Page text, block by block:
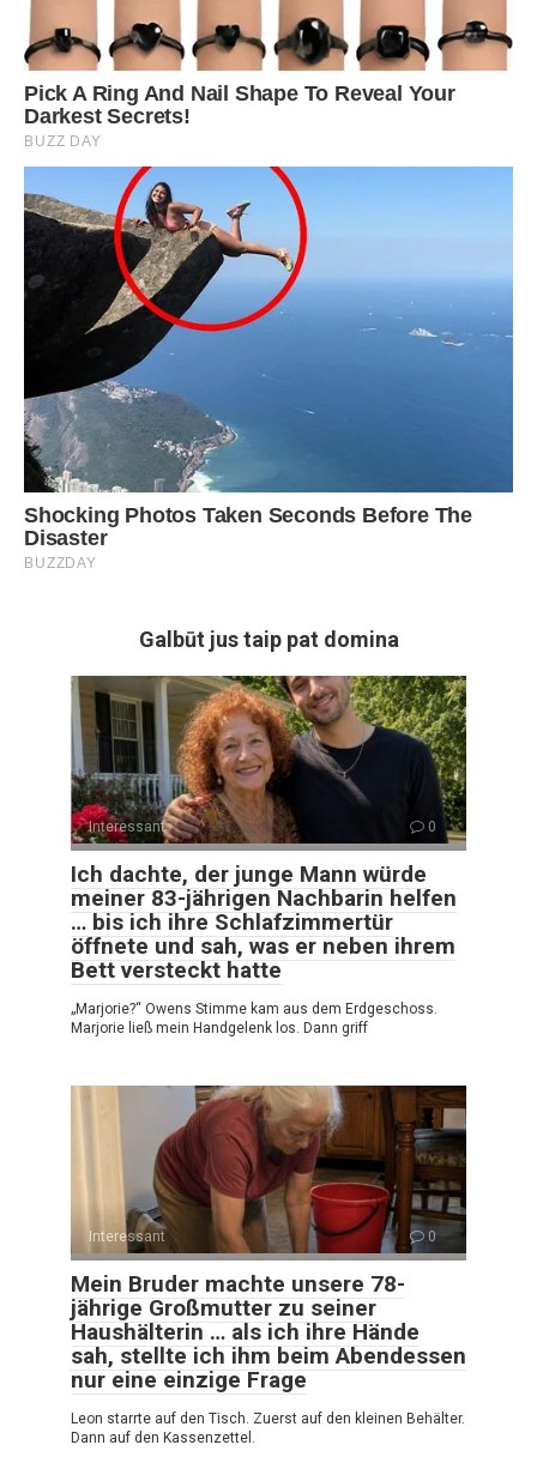
Galbūt jus taip pat domina
Interessant 0
Ich dachte, der junge Mann würde
meiner 83-jährigen Nachbarin helfen
… bis ich ihre Schlafzimmertür
öffnete und sah, was er neben ihrem
Bett versteckt hatte
„Marjorie?“ Owens Stimme kam aus dem Erdgeschoss.
Marjorie ließ mein Handgelenk los. Dann griff
Interessant 0
Mein Bruder machte unsere 78-
jährige Großmutter zu seiner
Haushälterin … als ich ihre Hände
sah, stellte ich ihm beim Abendessen
nur eine einzige Frage
Leon starrte auf den Tisch. Zuerst auf den kleinen Behälter.
Dann auf den Kassenzettel.